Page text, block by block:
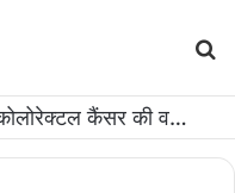
केला खाने का सही समय क्‍या है?, इस वक्त खाने से नहीं होंगी स्वास्थ समस्याएं